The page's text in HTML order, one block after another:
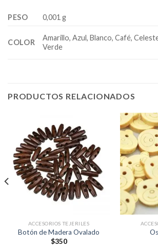
PESO 0,001 g
COLOR
Amarillo, Azul, Blanco, Café,
Verde
PRODUCTOS RELACIONADOS
ACCESORIOS TEJERILES
Botón de Madera Ovalado
$350